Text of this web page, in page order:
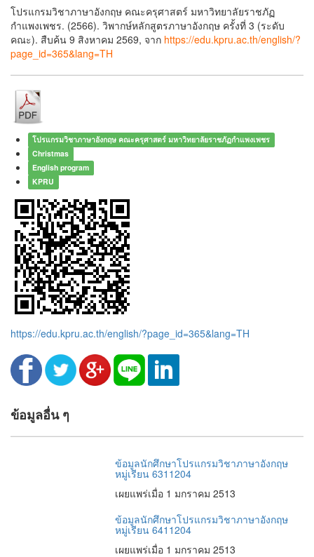
โปรแกรมวิชาภาษาอังกฤษ คณะครุศาสตร์ มหาวิทยาลัยราชภัฏ
กำแพงเพชร. (2566). วิพากษ์หลักสูตรภาษาอังกฤษ ครั้งที่ 3 (ระดับ
คณะ). สืบค้น 9 สิงหาคม 2569, จาก https://edu.kpru.ac.th/english/?
page_id=365&lang=TH
โปรแกรมวิชาภาษาอังกฤษ คณะครุศาสตร์ มหาวิทยาลัยราชภัฏกำแพงเพชร
Christmas
English program
KPRU
https://edu.kpru.ac.th/english/?page_id=365&lang=TH
ข้อมูลอื่น ๆ
ข้อมูลนักศึกษาโปรแกรมวิชาภาษาอังกฤษ
หมู่เรียน 6311204
เผยแพร่เมื่อ 1 มกราคม 2513
ข้อมูลนักศึกษาโปรแกรมวิชาภาษาอังกฤษ
หมู่เรียน 6411204
เผยแพร่เมื่อ 1 มกราคม 2513